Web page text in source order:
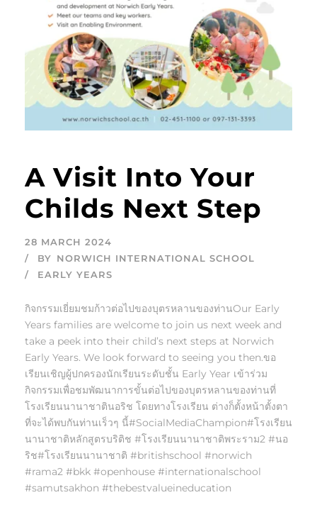
A Visit Into Your
Childs Next Step
28 MARCH 2024
BY NORWICH INTERNATIONAL SCHOOL
EARLY YEARS
กิจกรรมเยี่ยมชมก้าวต่อไปของบุตรหลานของท่านOur Early
Years families are welcome to join us next week and
take a peek into their child’s next steps at Norwich
Early Years. We look forward to seeing you then.ขอ
เรียนเชิญผู้ปกครองนักเรียนระดับชั้น Early Year เข้าร่วม
กิจกรรมเพื่อชมพัฒนาการขั้นต่อไปของบุตรหลานของท่านที่
โรงเรียนนานาชาตินอริช โดยทางโรงเรียน ต่างก็ตั้งหน้าตั้งตา
ที่จะได้พบกันท่านเร็วๆ นี้#SocialMediaChampion#โรงเรียน
นานาชาติหลักสูตรบริติช #โรงเรียนนานาชาติพระราม2 #นอ
ริช#โรงเรียนนานาชาติ #britishschool #norwich
#rama2 #bkk #openhouse #internationalschool
#samutsakhon #thebestvalueineducation